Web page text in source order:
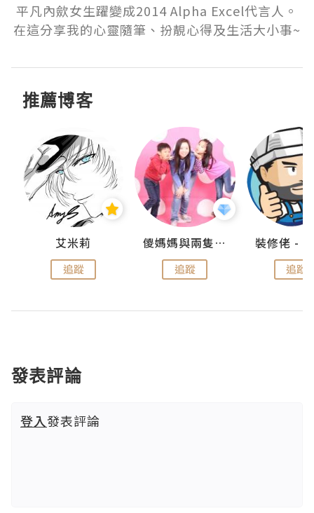
平凡內歛女生躍變成2014 Alpha Excel代言人。
在這分享我的心靈隨筆、扮靚心得及生活大小事~
推薦博客
艾米莉
追蹤
儍媽媽與兩隻小魔怪之家
追蹤 追蹤
發表評論
登入發表評論